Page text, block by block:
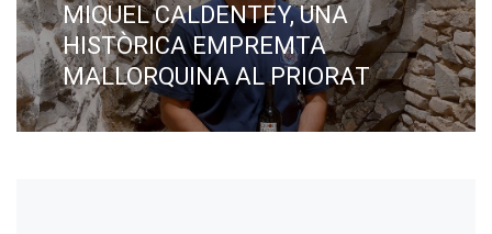
Next
post:
MIQUEL CALDENTEY, UNA
HISTÒRICA EMPREMTA
MALLORQUINA AL PRIORAT